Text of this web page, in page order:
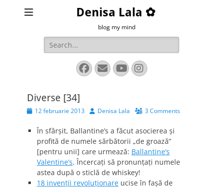
Denisa Lala ✿
blog my mind
Search
for:
Facebook
EmailYouTube
Instagram
Diverse [34]
Posted12 februarie 2013 AuthorDenisa Lala 3 Comments
În sfârşit, Ballantine’s a făcut asocierea şi
profită de numele sărbătorii „de groază”
[pentru unii] care urmează: Ballantine’s
Valentine’s. Încercaţi să pronunţaţi numele
astea după o sticlă de whiskey!
18 invenţii revoluţionare ucise în faşă de